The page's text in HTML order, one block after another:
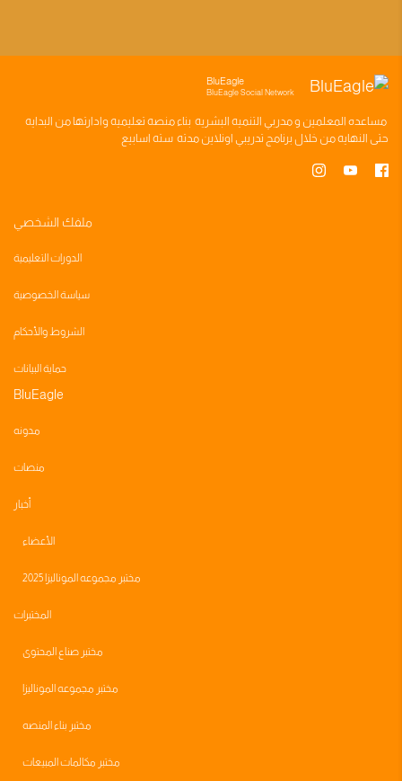
BluEagle
BluEagle Social Network
مساعده المعلمين ومدربي التنميه البشريه بناءمنصه تعليميه وادارتها من البدايه
حتى النهايه من خلال برنامج تدريبي اونلاين مدته سته اسابيع
ملفك الشخصي
الدورات التعليمية
سياسة الخصوصية
الشروط والأحكام
حماية البيانات
BluEagle
مدونه
منصات
أخبار
الأعضاء
مختبر مجموعه الموناليزا 2025
المختبرات
مختبر صناع المحتوى
مختبر مجموعه الموناليزا
مختبر بناء المنصه
مختبر مكالمات المبيعات